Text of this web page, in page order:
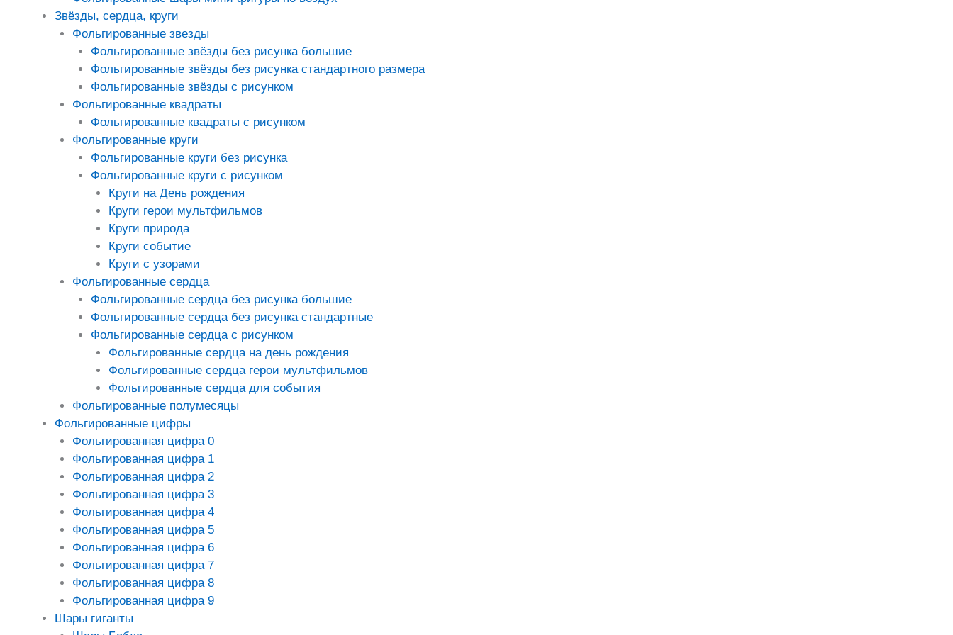
Звёзды, сердца, круги
Фольгированные звезды
Фольгированные звёзды без рисунка большие
Фольгированные звёзды без рисунка стандартного размера
Фольгированные звёзды с рисунком
Фольгированные квадраты
Фольгированные квадраты с рисунком
Фольгированные круги
Фольгированные круги без рисунка
Фольгированные круги с рисунком
Круги на День рождения
Круги герои мультфильмов
Круги природа
Круги событие
Круги с узорами
Фольгированные сердца
Фольгированные сердца без рисунка большие
Фольгированные сердца без рисунка стандартные
Фольгированные сердца с рисунком
Фольгированные сердца на день рождения
Фольгированные сердца герои мультфильмов
Фольгированные сердца для события
Фольгированные полумесяцы
Фольгированные цифры
Фольгированная цифра 0
Фольгированная цифра 1
Фольгированная цифра 2
Фольгированная цифра 3
Фольгированная цифра 4
Фольгированная цифра 5
Фольгированная цифра 6
Фольгированная цифра 7
Фольгированная цифра 8
Фольгированная цифра 9
Шары гиганты